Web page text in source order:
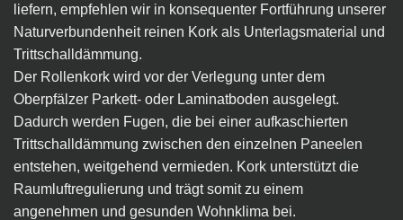
liefern, empfehlen wir in konsequenter Fortführung unserer
Naturverbundenheit reinen Kork als Unterlagsmaterial und
Trittschalldämmung.
Der Rollenkork wird vor der Verlegung unter dem
Oberpfälzer Parkett- oder Laminatboden ausgelegt.
Dadurch werden Fugen, die bei einer aufkaschierten
Trittschalldämmung zwischen den einzelnen Paneelen
entstehen, weitgehend vermieden. Kork unterstützt die
Raumluftregulierung und trägt somit zu einem
angenehmen und gesunden Wohnklima bei.